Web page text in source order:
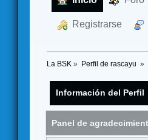
Registrarse
La BSK » Perfil de rascayu »
Información del Perfil
Panel de